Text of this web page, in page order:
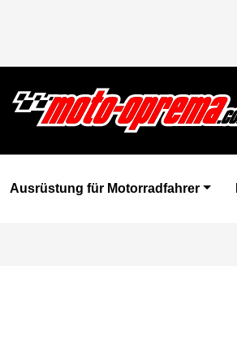
Ausrüstung für Motorradfahrer